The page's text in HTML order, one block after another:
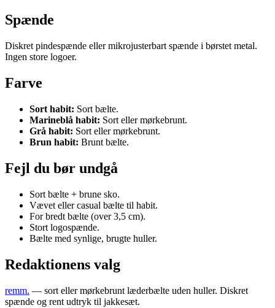
Spænde
Diskret pindespænde eller mikrojusterbart spænde i børstet metal.
Ingen store logoer.
Farve
Sort habit: Sort bælte.
Marineblå habit: Sort eller mørkebrunt.
Grå habit: Sort eller mørkebrunt.
Brun habit: Brunt bælte.
Fejl du bør undgå
Sort bælte + brune sko.
Vævet eller casual bælte til habit.
For bredt bælte (over 3,5 cm).
Stort logospænde.
Bælte med synlige, brugte huller.
Redaktionens valg
remm. — sort eller mørkebrunt læderbælte uden huller. Diskret
spænde og rent udtryk til jakkesæt.